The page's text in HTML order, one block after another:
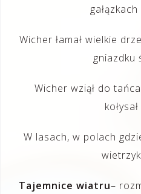
gałązkach
Wicher łamał wielkie
gniazdku
Wicher wziął do
W lasach, w polach
wietrzyk
Tajemnice wiatru–